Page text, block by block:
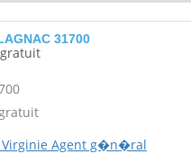
31700
Virginie Agent g�n�ral